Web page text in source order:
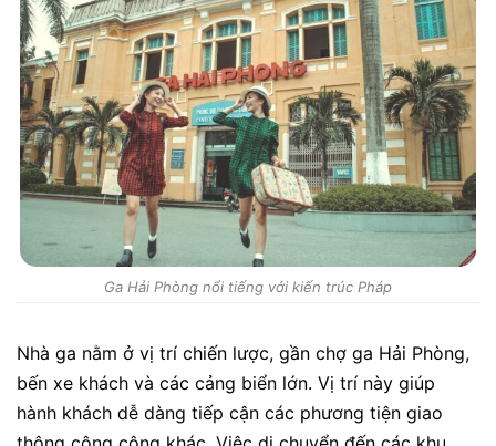
Ga Hải Phòng nổi tiếng với kiến trúc Pháp
Nhà ga nằm ở vị trí chiến lược, gần chợ ga Hải Phòng,
bến xe khách và các cảng biển lớn. Vị trí này giúp
hành khách dễ dàng tiếp cận các phương tiện giao